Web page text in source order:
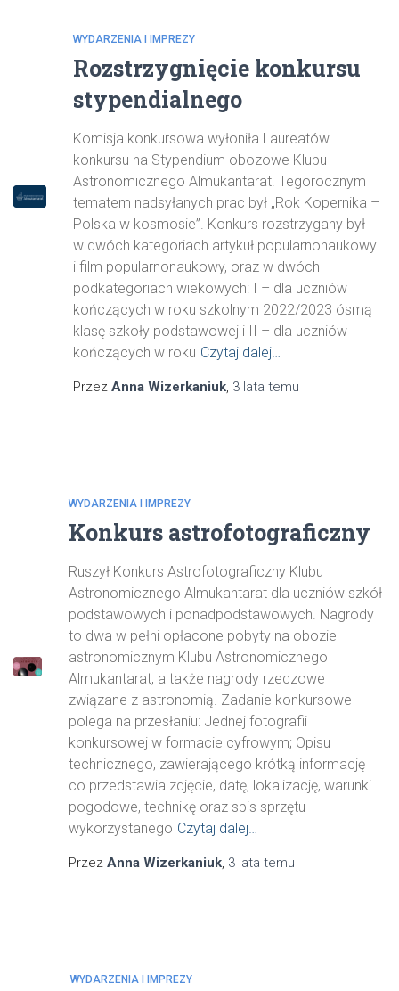
WYDARZENIA I IMPREZY
Rozstrzygnięcie konkursu
stypendialnego
Komisja konkursowa wyłoniła Laureatów
konkursu na Stypendium obozowe Klubu
Astronomicznego Almukantarat. Tegorocznym
tematem nadsyłanych prac był „Rok Kopernika –
Polska w kosmosie”. Konkurs rozstrzygany był
w dwóch kategoriach artykuł popularnonaukowy
i film popularnonaukowy, oraz w dwóch
podkategoriach wiekowych: I – dla uczniów
kończących w roku szkolnym 2022/2023 ósmą
klasę szkoły podstawowej i II – dla uczniów
kończących w roku Czytaj dalej…
Przez Anna Wizerkaniuk, 3 lata temu
WYDARZENIA I IMPREZY
Konkurs astrofotograficzny
Ruszył Konkurs Astrofotograficzny Klubu
Astronomicznego Almukantarat dla uczniów szkół
podstawowych i ponadpodstawowych. Nagrody
to dwa w pełni opłacone pobyty na obozie
astronomicznym Klubu Astronomicznego
Almukantarat, a także nagrody rzeczowe
związane z astronomią. Zadanie konkursowe
polega na przesłaniu: Jednej fotografii
konkursowej w formacie cyfrowym; Opisu
technicznego, zawierającego krótką informację
co przedstawia zdjęcie, datę, lokalizację, warunki
pogodowe, technikę oraz spis sprzętu
wykorzystanego Czytaj dalej…
PrzezAnna Wizerkaniuk, 3 lata temu
WYDARZENIA I IMPREZY